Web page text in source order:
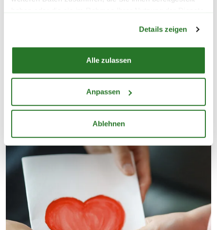
Details zeigen
Alle zulassen
Anpassen
Ablehnen
Feingefühl zur Seite – ob in unseren Blumenläden,
eine große Auswahl an fertigen Sträußen sowie
Wunschstrauß kannst Du übrigens auch ganz
bequemper Call & Collect vorbestellenund später
einfach in Deiner Filiale abholen.